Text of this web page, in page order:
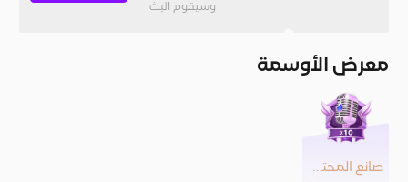
وسيقوم البث.
معرض الأوسمة
صانع المحتوى